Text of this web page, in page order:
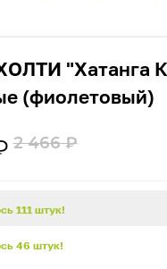
"Хатанга
(фиолетовый)
2 466₽
111 штук!
46 штук!